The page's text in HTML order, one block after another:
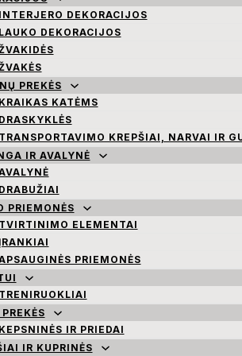
INTERJERO DEKORACIJOS
LAUKO DEKORACIJOS
PREKĖS
KRAIKAS KATĖMS
DRASKYKLĖS
TRANSPORTAVIMO KREPŠIAI, NARVAI IR
IR AVALYNĖ
DRABUŽIAI
PRIEMONĖS
TVIRTINIMO ELEMENTAI
PRIEMONĖS
TRENIRUOKLIAI
KEPSNINĖS IR PRIEDAI
IR KUPRINĖS